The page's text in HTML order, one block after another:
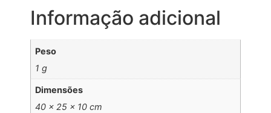
Informação adicional
Peso
1 g
Dimensões
40 × 25 × 10 cm